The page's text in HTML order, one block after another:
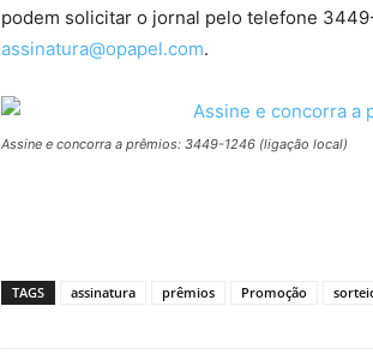
podem solicitar o jornal pelo telefone
assinatura@opapel.com.
Assine e concorra a prêmios: 3449-1246 (ligação local)
TAGS assinatura prêmios Promoção